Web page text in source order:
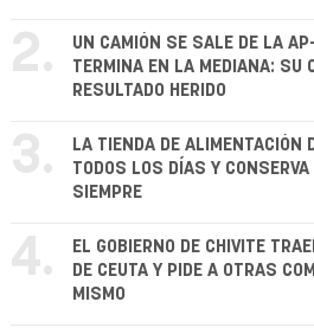
2.
UN CAMIÓN SE SALE DE LA
TERMINA EN LA MEDIANA: SU
RESULTADO HERIDO
3.
LA TIENDA DE ALIMENTACIÓN
TODOS LOS DÍAS Y
SIEMPRE
4.
EL GOBIERNO DE CHIVITE
DE CEUTA Y PIDE A OTRAS
MISMO